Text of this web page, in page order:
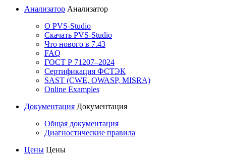
Анализатор Анализатор
О PVS-Studio
Скачать PVS-Studio
Что нового в 7.43
FAQ
ГОСТ Р 71207–2024
Сертификация ФСТЭК
SAST (CWE, OWASP, MISRA)
Online Examples
Документация Документация
Общая документация
Диагностические правила
Цены Цены